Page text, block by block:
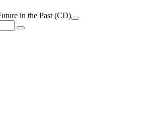
in the Past (CD)